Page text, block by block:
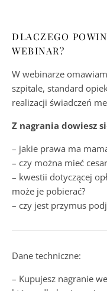
DLACZEGO
WEBINAR?
W webinarze
szpitale, standard
realizacji świadczeń
Z nagrania dowiesz
– jakie prawa ma
– czy można mieć
– kwestii dotyczącej
może je pobierać?
– czy jest przymus
Dane techniczne:
– Kupujesz nagranie